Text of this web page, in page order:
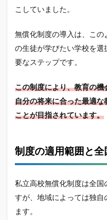
こしていました。
無償化制度の導入は、こ
の生徒が学びたい学校を
要なステップです。
この制度により、教育の
自分の将来に合った最適
ことが目指されています。
制度の適用範囲と全
私立高校無償化制度は全国
すが、地域によっては独
ます。